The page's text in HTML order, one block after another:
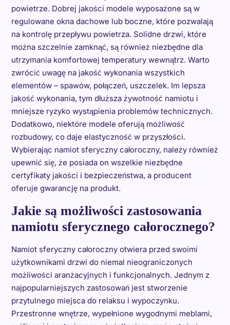
powietrze. Dobrej jakości modele wyposażone są w
regulowane okna dachowe lub boczne, które pozwalają
na kontrolę przepływu powietrza. Solidne drzwi, które
można szczelnie zamknąć, są również niezbędne dla
utrzymania komfortowej temperatury wewnątrz. Warto
zwrócić uwagę na jakość wykonania wszystkich
elementów – spawów, połączeń, uszczelek. Im lepsza
jakość wykonania, tym dłuższa żywotność namiotu i
mniejsze ryzyko wystąpienia problemów technicznych.
Dodatkowo, niektóre modele oferują możliwość
rozbudowy, co daje elastyczność w przyszłości.
Wybierając namiot sferyczny całoroczny, należy również
upewnić się, że posiada on wszelkie niezbędne
certyfikaty jakości i bezpieczeństwa, a producent
oferuje gwarancję na produkt.
Jakie są możliwości zastosowania
namiotu sferycznego całorocznego?
Namiot sferyczny całoroczny otwiera przed swoimi
użytkownikami drzwi do niemal nieograniczonych
możliwości aranżacyjnych i funkcjonalnych. Jednym z
najpopularniejszych zastosowań jest stworzenie
przytulnego miejsca do relaksu i wypoczynku.
Przestronne wnętrze, wypełnione wygodnymi meblami,